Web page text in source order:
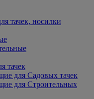
тачек, носилки
тачек
для Садовых тачек
для Строительных